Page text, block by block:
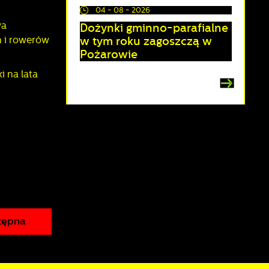
i rowerów
na lata
04 - 08 - 2026
Dożynki gminno-parafialne
w tym roku zagoszczą w
Pożarowie